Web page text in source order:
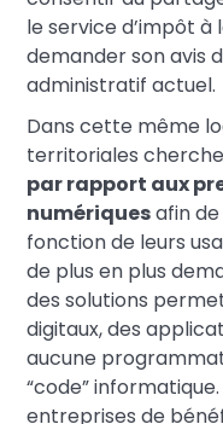
le service d’impôt
demander son avis
administratif actuel.
Dans cette même
territoriales
par rapport aux
numériquesafin
fonction de leurs
de plus en plus
des solutions
digitaux, des
aucune
“code”
entreprises de